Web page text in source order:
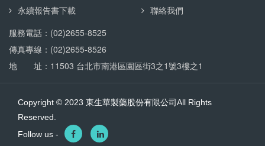
永續報告書下載
聯絡我們
服務電話：(02)2655-8525
傳真專線：(02)2655-8526
地 址：11503 台北市南港區園區街3之1號3樓之1
Copyright © 2023 東生華製藥股份有限公司All Rights
Reserved.
Follow us -